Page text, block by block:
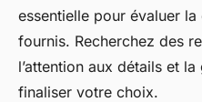
essentielle pour évaluer
fournis. Recherchez des
l’attention aux détails et
finaliser votre choix.